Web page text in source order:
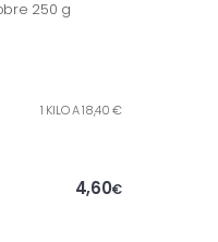
250 g
1 KILO A 18,40 €
4,60€